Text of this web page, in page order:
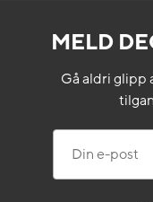
MELD
Gå aldri glipp